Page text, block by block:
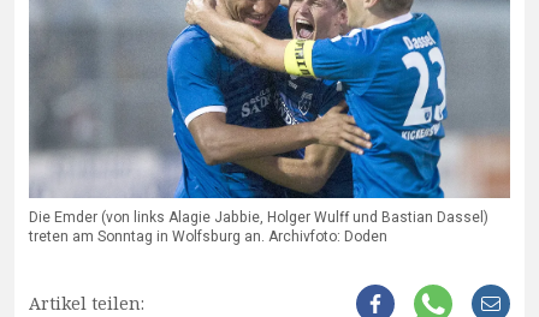
Die Emder (von links Alagie Jabbie, Holger Wulff und Bastian Dassel)
treten am Sonntag in Wolfsburg an. Archivfoto: Doden
Artikel teilen: